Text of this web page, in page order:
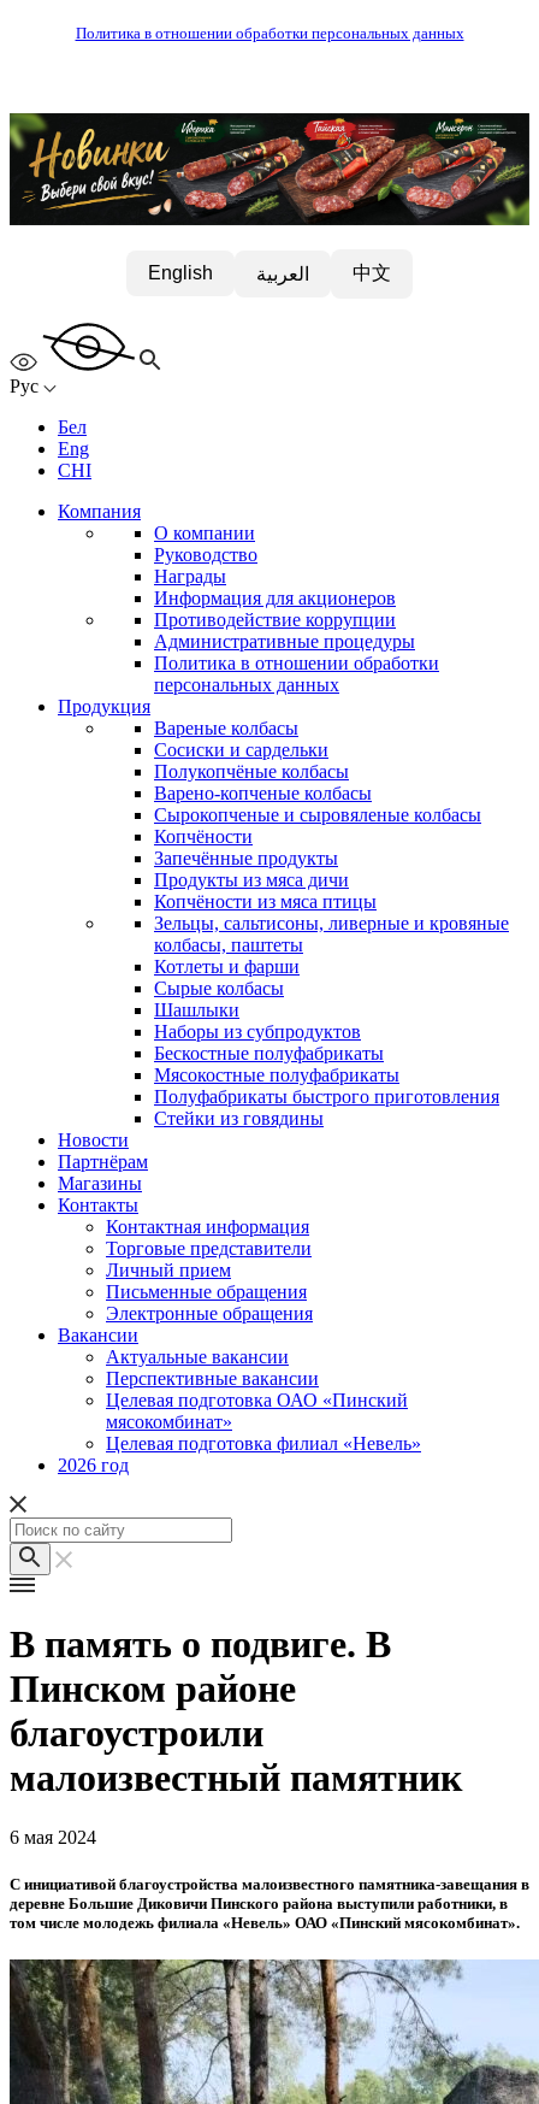
Политика в отношении обработки персональных данных
English العربية 中文
Рус
Бел
Eng
CHI
Компания
О компании
Руководство
Награды
Информация для акционеров
Противодействие коррупции
Административные процедуры
Политика в отношении обработки
персональных данных
Продукция
Вареные колбасы
Сосиски и сардельки
Полукопчёные колбасы
Варено-копченые колбасы
Сырокопченые и сыровяленые колбасы
Копчёности
Запечённые продукты
Продукты из мяса дичи
Копчёности из мяса птицы
Зельцы, сальтисоны, ливерные и кровяные
колбасы, паштеты
Котлеты и фарши
Сырые колбасы
Шашлыки
Наборы из субпродуктов
Бескостные полуфабрикаты
Мясокостные полуфабрикаты
Полуфабрикаты быстрого приготовления
Стейки из говядины
Новости
Партнёрам
Магазины
Контакты
Контактная информация
Торговые представители
Личный прием
Письменные обращения
Электронные обращения
Вакансии
Актуальные вакансии
Перспективные вакансии
Целевая подготовка ОАО «Пинский
мясокомбинат»
Целевая подготовка филиал «Невель»
2026 год
В память о подвиге. В
Пинском районе
благоустроили
малоизвестный памятник
6 мая 2024
С инициативой благоустройства малоизвестного памятника-завещания в
деревне Большие Диковичи Пинского района выступили работники, в
том числе молодежь филиала «Невель» ОАО «Пинский мясокомбинат».